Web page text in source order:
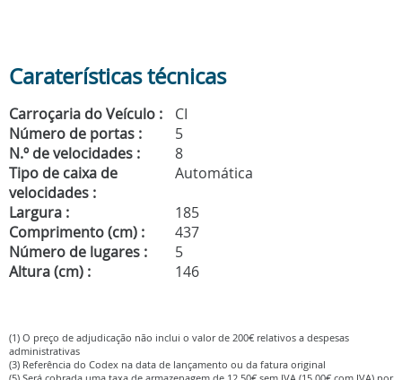
Caraterísticas técnicas
Carroçaria do Veículo :
CI
Número de portas :
5
N.º de velocidades :
8
Tipo de caixa de
velocidades :
Automática
Largura :
185
Comprimento (cm) :
437
Número de lugares :
5
Altura (cm) :
146
(1) O preço de adjudicação não inclui o valor de 200€ relativos a despesas
administrativas
(3) Referência do Codex na data de lançamento ou da fatura original